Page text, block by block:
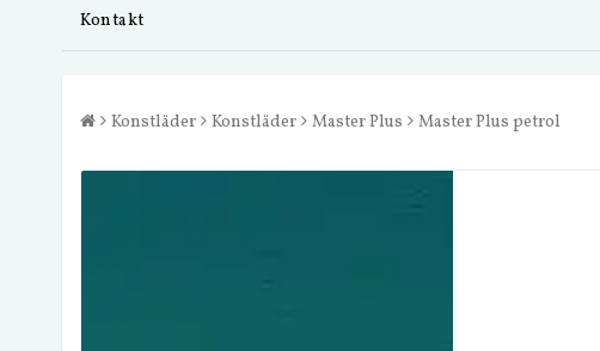
Kontakt
Konstläder Konstläder Master Plus Master Plus petrol